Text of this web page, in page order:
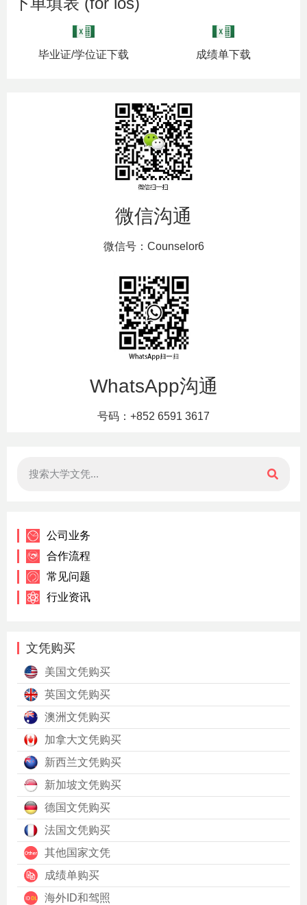
毕业证/学位证下载 成绩单下载
微信沟通
微信号：Counselor6
WhatsApp沟通
号码：+852 6591 3617
公司业务
合作流程
常见问题
行业资讯
文凭购买
美国文凭购买
英国文凭购买
澳洲文凭购买
加拿大文凭购买
新西兰文凭购买
新加坡文凭购买
德国文凭购买
法国文凭购买
其他国家文凭
成绩单购买
海外ID和驾照